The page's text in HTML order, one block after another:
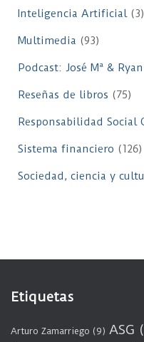
Inteligencia Artificial(3)
Multimedia (93)
Podcast: José Mª &
Reseñas de libros (75)
Responsabilidad Social
Sistema financiero (126)
Sociedad, ciencia y
Etiquetas
Arturo Zamarriego (9) ASG